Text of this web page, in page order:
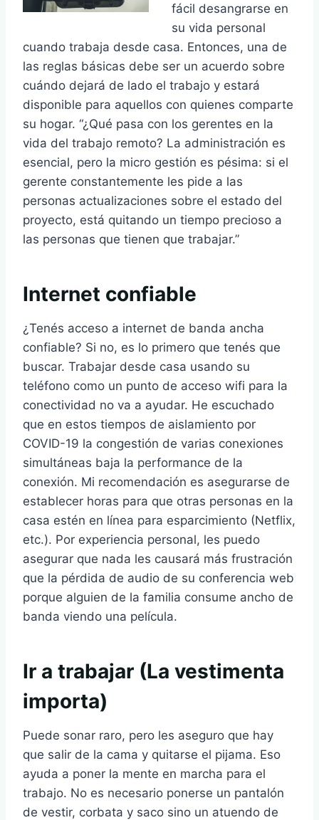
fácil desangrarse en
su vida personal
cuando trabaja desde casa. Entonces, una de
las reglas básicas debe ser un acuerdo sobre
cuándo dejará de lado el trabajo y estará
disponible para aquellos con quienes comparte
su hogar. “¿Qué pasa con los gerentes en la
vida del trabajo remoto? La administración es
esencial, pero la micro gestión es pésima: si el
gerente constantemente les pide a las
personas actualizaciones sobre el estado del
proyecto, está quitando un tiempo precioso a
las personas que tienen que trabajar.”
Internet confiable
¿Tenés acceso a internet de banda ancha
confiable? Si no, es lo primero que tenés que
buscar. Trabajar desde casa usando su
teléfono como un punto de acceso wifi para la
conectividad no va a ayudar. He escuchado
que en estos tiempos de aislamiento por
COVID-19 la congestión de varias conexiones
simultáneas baja la performance de la
conexión. Mi recomendación es asegurarse de
establecer horas para que otras personas en la
casa estén en línea para esparcimiento (Netflix,
etc.). Por experiencia personal, les puedo
asegurar que nada les causará más frustración
que la pérdida de audio de su conferencia web
porque alguien de la familia consume ancho de
banda viendo una película.
Ir a trabajar (La vestimenta
importa)
Puede sonar raro, pero les aseguro que hay
que salir de la cama y quitarse el pijama. Eso
ayuda a poner la mente en marcha para el
trabajo. No es necesario ponerse un pantalón
de vestir, corbata y saco sino un atuendo de